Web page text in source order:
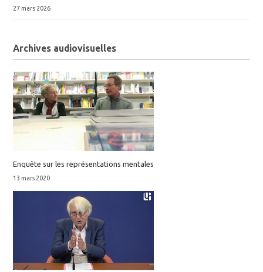
27 mars 2026
Archives audiovisuelles
Enquête sur les représentations mentales
13 mars 2020